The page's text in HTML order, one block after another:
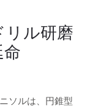
リル研磨
ソルは、円錐型